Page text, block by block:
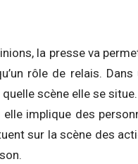
la presse va
rôle de relais.
scène elle se
elle implique des
sur la scène des